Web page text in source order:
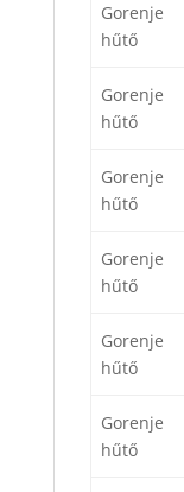
Gorenje
hűtő
Gorenje
hűtő
Gorenje
hűtő
Gorenje
hűtő
Gorenje
hűtő
Gorenje
hűtő